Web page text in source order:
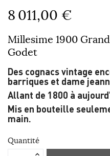
8 011,00 €
Millesime 1900
Godet
Des cognacs vintage
barriques et dame
Allant de 1800 à
Mis en bouteille
main.
Quantité